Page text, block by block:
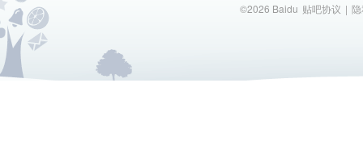
©2026 Baidu 贴吧协议 |